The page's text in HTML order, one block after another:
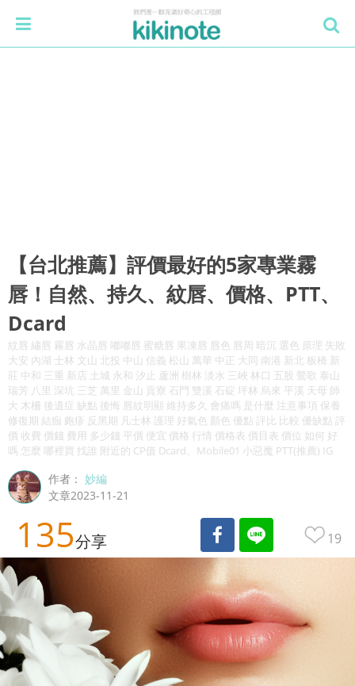
【台北推薦】評價最好的5家專業霧
唇！自然、持久、紋唇、價格、PTT、
Dcard
紋唇 繡唇 霧唇 水晶唇 嘟嘟唇 蜜糖唇 果凍唇 唇色 唇周 暗沉 選色 原理 失敗
大安 內湖 士林 文山 北投 中山 信義 松山 萬華 中正 大同 南港 新北 板橋 新
莊 中和 三重 新店 土城 永和 汐止 蘆洲 樹林 淡水 三峽 林口 五股 鶯歌 泰山
瑞芳 八里 深坑 三芝 萬里 金山 貢寮 石門 雙溪 石碇 坪林 烏來 平溪 天母 師
大 木柵 後遺症 缺點 後悔 唇紋明顯 維持多久 會痛嗎 是什麼 注意事項 保養
修復期 結痂 皰疹 反黑期 凡士林 護理 好氣色 顏色 優點 評比 比較 優缺點 評
價 收費 價錢 費用 多少錢 平價 便宜 價格 行情 價格表 價目表 價位 如何 好
嗎 怎麼 哪裡買 找誰 附近的 CP值 Dcard、Mobile01 小惡魔 PTT(推薦) IG
作者：妙編
文章2023-11-21
135分享 19